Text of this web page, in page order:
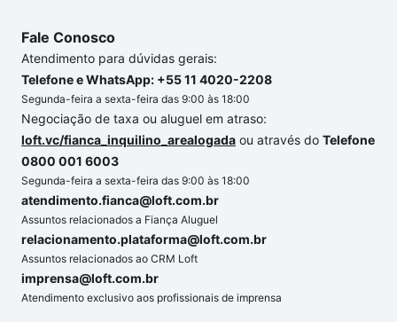
Fale Conosco
Atendimento para dúvidas gerais:
Telefone e WhatsApp: +55 11 4020-2208
Segunda-feira a sexta-feira das 9:00 às 18:00
Negociação de taxa ou aluguel em atraso:
loft.vc/fianca_inquilino_arealogada ou através do Telefone
0800 001 6003
Segunda-feira a sexta-feira das 9:00 às 18:00
atendimento.fianca@loft.com.br
Assuntos relacionados a Fiança Aluguel
relacionamento.plataforma@loft.com.br
Assuntos relacionados ao CRM Loft
imprensa@loft.com.br
Atendimento exclusivo aos profissionais de imprensa